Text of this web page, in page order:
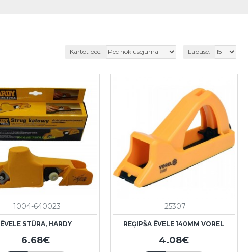
Kārtot pēc: Lapusē:
1004-640023
ĒVELE STŪRA, HARDY
6.68€
25307
REĢIPŠA ĒVELE 140MM VOREL
4.08€